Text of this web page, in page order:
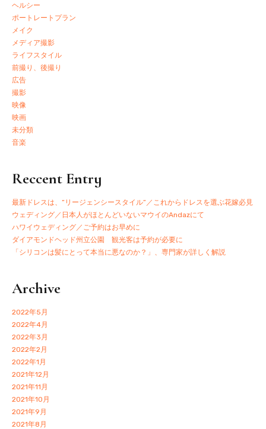
ヘルシー
ポートレートプラン
メイク
メディア撮影
ライフスタイル
前撮り、後撮り
広告
撮影
映像
映画
未分類
音楽
Reccent Entry
最新ドレスは、”リージェンシースタイル”／これからドレスを選ぶ花嫁必見
ウェディング／日本人がほとんどいないマウイのAndazにて
ハワイウェディング／ご予約はお早めに
ダイアモンドヘッド州立公園 観光客は予約が必要に
「シリコンは髪にとって本当に悪なのか？」、専門家が詳しく解説
Archive
2022年5月
2022年4月
2022年3月
2022年2月
2022年1月
2021年12月
2021年11月
2021年10月
2021年9月
2021年8月